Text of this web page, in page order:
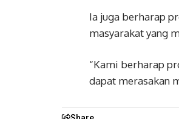
Ia juga berharap
masyarakat yang
“Kami berharap
dapat merasakan